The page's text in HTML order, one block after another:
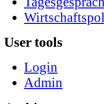
User tools
Login
Admin